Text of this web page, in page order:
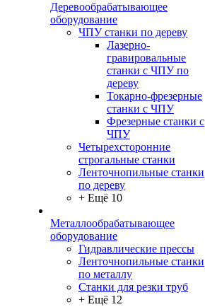
Деревообрабатывающее
оборудование
ЧПУ станки по дереву
Лазерно-
гравировальные
станки с ЧПУ по
дереву
Токарно-фрезерные
станки с ЧПУ
Фрезерные станки с
ЧПУ
Четырехсторонние
строгальные станки
Ленточнопильные станки
по дереву
+ Ещё 10
Металлообрабатывающее
оборудование
Гидравлические прессы
Ленточнопильные станки
по металлу
Станки для резки труб
+ Ещё 12